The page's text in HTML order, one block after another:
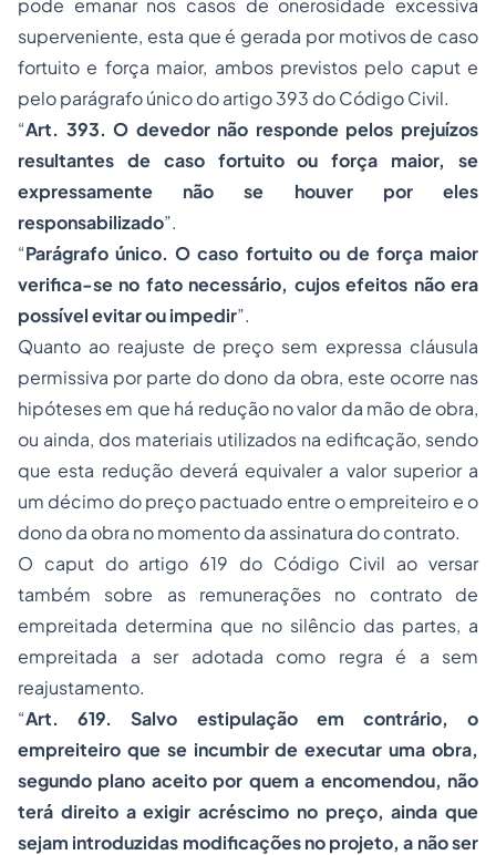
pode emanar nos casos de onerosidade excessiva
superveniente, esta que é gerada por motivos de caso
fortuito e força maior, ambos previstos pelo caput e
pelo parágrafo único do artigo 393 do Código Civil.
“Art. 393. O devedor não responde pelos prejuízos
resultantes de caso fortuito ou força maior, se
expressamente não se houver por eles
responsabilizado”.
“Parágrafo único. O caso fortuito ou de força maior
verifica-se no fato necessário, cujos efeitos não era
possível evitar ou impedir”.
Quanto ao reajuste de preço sem expressa cláusula
permissiva por parte do dono da obra, este ocorre nas
hipóteses em que há redução no valor da mão de obra,
ou ainda, dos materiais utilizados na edificação, sendo
que esta redução deverá equivaler a valor superior a
um décimo do preço pactuado entre o empreiteiro e o
dono da obra no momento da assinatura do contrato.
O caput do artigo 619 do Código Civil ao versar
também sobre as remunerações no contrato de
empreitada determina que no silêncio das partes, a
empreitada a ser adotada como regra é a sem
reajustamento.
“Art. 619. Salvo estipulação em contrário, o
empreiteiro que se incumbir de executar uma obra,
segundo plano aceito por quem a encomendou, não
terá direito a exigir acréscimo no preço, ainda que
sejam introduzidas modificações no projeto, a não ser